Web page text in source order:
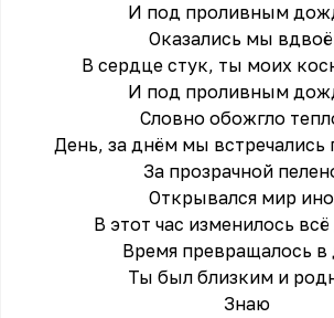
И под проливным
Оказались мы
В сердце стук, ты моих
И под проливным
Словно обожгло
День, за днём мы
За прозрачной
Открывался мир
В этот час изменилось всё
Время превращалось
Ты был близким и
Знаю